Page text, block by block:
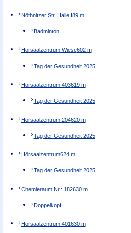
Nöthnitzer Str. Halle I89 m
Badminton
Hörsaalzentrum Wiese602 m
Tag der Gesundheit 2025
Hörsaalzentrum 403619 m
Tag der Gesundheit 2025
Hörsaalzentrum 204620 m
Tag der Gesundheit 2025
Hörsaalzentrum624 m
Tag der Gesundheit 2025
Chemieraum Nr.: 182630 m
Doppelkopf
Hörsaalzentrum 401630 m